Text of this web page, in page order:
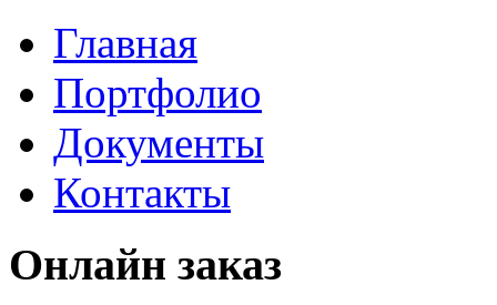
Главная
Портфолио
Документы
Контакты
Онлайн заказ